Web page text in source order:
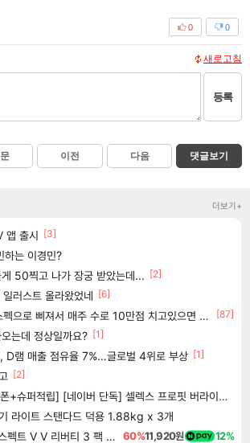
0
0
새로고침
등록
이전 다음 댓글보기
더보기+
앱 출시 [3]
하는 이경민?
게 50찍고 나가 장궁 받았는데... [2]
러스트 올라왔었네 [6]
으로 삐져서 매주 수로 10만점 치고있으면 ㅋㅋ
[87]
는데 정상일까요? [1]
D램 매출 점유율 7%…글로벌 4위로 부상 [1]
[2]
퍼적립] [네이버 단독] 셀렉스 프로핏 버라이어티팩(총 8입)
라이트 스탠다드 덕용 1.88kg x 3개
디제이맥스 리스펙트 V V 리버티 3 팩 DJMAX RESPECT V V Liberty 3 Pack DLC 60%11,920원 12%